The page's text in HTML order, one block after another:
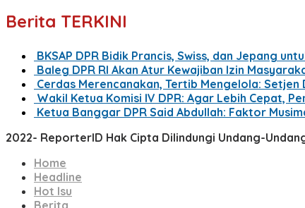
Berita TERKINI
BKSAP DPR Bidik Prancis, Swiss, dan Jepang
Baleg DPR RI Akan Atur Kewajiban Izin
Cerdas Merencanakan, Tertib Mengelola:
Wakil Ketua Komisi IV DPR: Agar Lebih Cepat,
Ketua Banggar DPR Said Abdullah: Faktor
2022- ReporterID Hak Cipta Dilindungi Undang-
Home
Headline
Hot Isu